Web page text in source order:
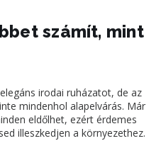
számít, mint
irodai ruházatot, de az
mindenhol alapelvárás. Már
eldőlhet, ezért érdemes
illeszkedjen a környezethez.